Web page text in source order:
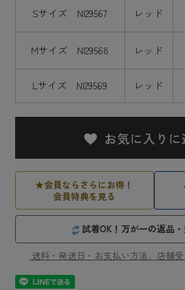
Sサイズ NI29567 レッド
Mサイズ NI29568 レッド
Lサイズ NI29569 レッド
★会員ならさらにお得！
会員特典を見る
試着OK！万が一の返品
送料・発送日・お支払い方法、店舗